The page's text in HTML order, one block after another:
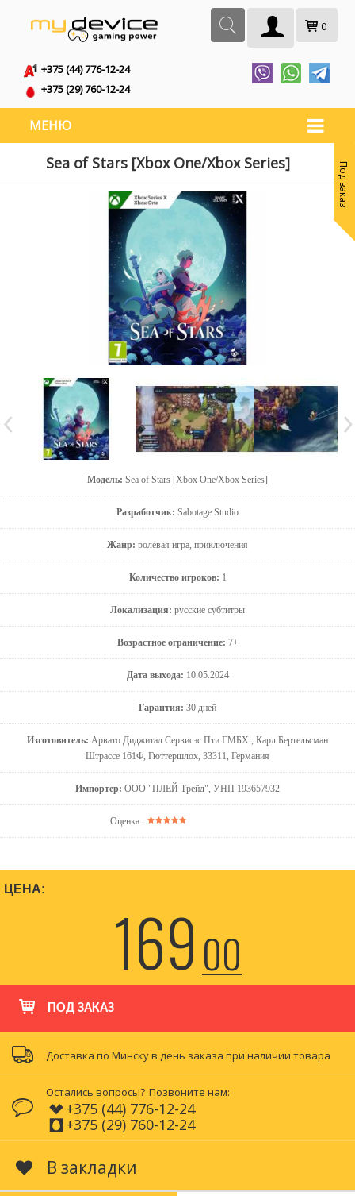
0
+375 (44) 776-12-24
+375 (29) 760-12-24
МЕНЮ
Sea of Stars [Xbox One/Xbox Series]
Модель: Sea of Stars [Xbox One/Xbox Series]
Разработчик: Sabotage Studio
Жанр: ролевая игра, приключения
Количество игроков: 1
Локализация: русские субтитры
Возрастное ограничение: 7+
Дата выхода: 10.05.2024
Гарантия: 30 дней
Изготовитель: Арвато Диджитал Сервисэс Пти ГМБХ., Карл Бертельсман
Штрассе 161Ф, Гюттершлох, 33311, Германия
Импортер: ООО "ПЛЕЙ Трейд", УНП 193657932
Оценка :
Под заказ
ЦЕНА:
16900
ПОД ЗАКАЗ
Доставка по Минску в день заказа при наличии товара
Остались вопросы? Позвоните нам:
+375 (44) 776-12-24
+375 (29) 760-12-24
В закладки